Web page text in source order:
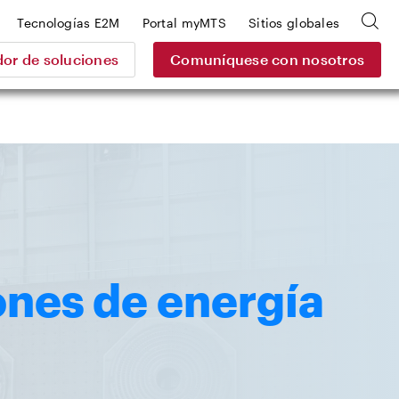
de soluciones Comuníquese con nosotros
Tecnologías E2M Portal myMTS Sitios globales
de energía